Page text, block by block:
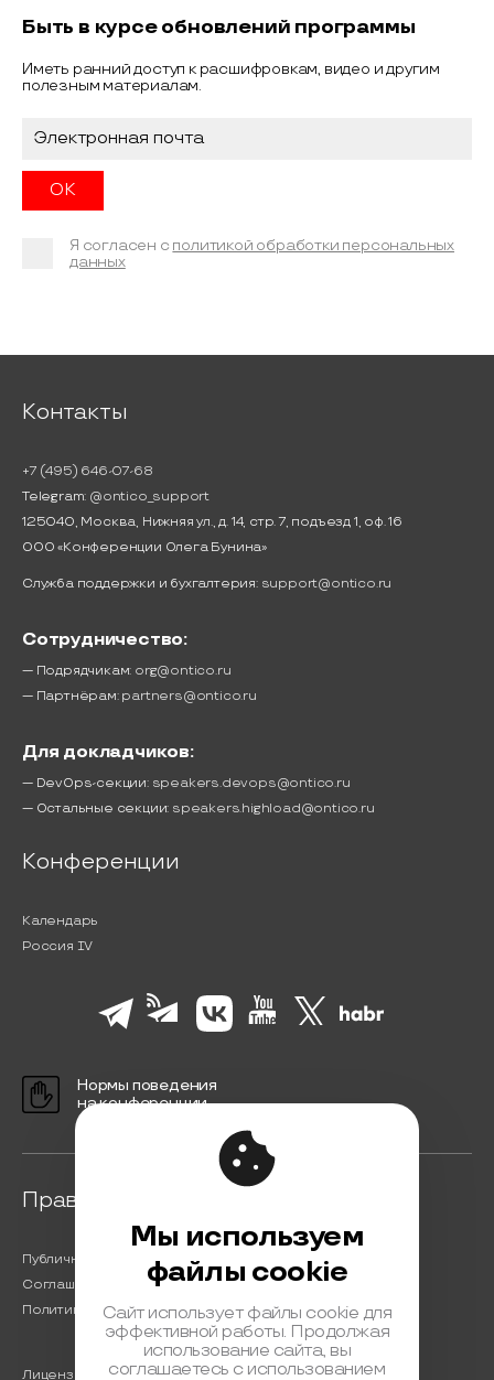
Быть в курсе обновлений программы
Иметь ранний доступ к расшифровкам, видео и другим
полезным материалам.
Я согласен с политикой обработки персональных
данных
Контакты
+7 (495) 646-07-68
Telegram: @ontico_support
125040, Москва, Нижняя ул., д. 14, стр. 7, подъезд 1, оф. 16
ООО «Конференции Олега Бунина»
Служба поддержки и бухгалтерия: support@ontico.ru
Сотрудничество:
— Подрядчикам: org@ontico.ru
— Партнёрам: partners@ontico.ru
Для докладчиков:
— DevOps-секции: speakers.devops@ontico.ru
— Остальные секции: speakers.highload@ontico.ru
Конференции
Календарь
Россия IV
Нормы поведения
на конференции
Правовая информация
Публичная оферта
Соглашение на обработку персональных данных
Политика обработки персональных данных
Лицензионный договор с Автором
Мы используем
файлы cookie
Сайт использует файлы cookie для
эффективной работы. Продолжая
использование сайта, вы
соглашаетесь с использованием